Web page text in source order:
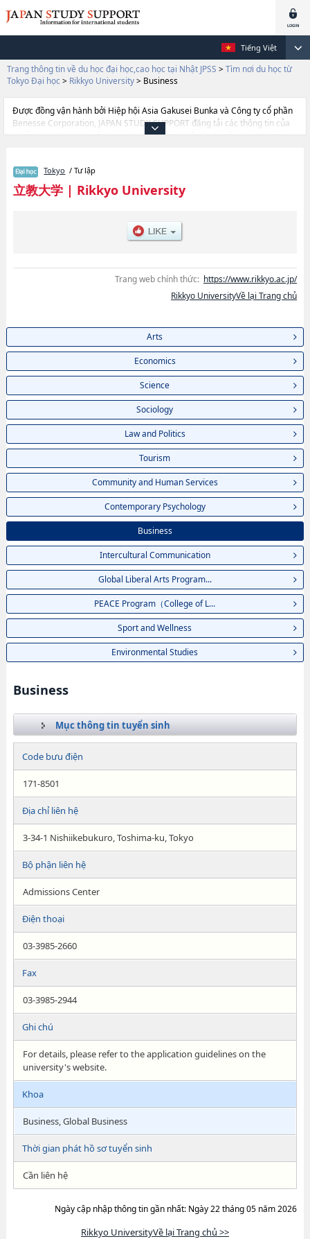
Tiếng Việt
Trang thông tin về du học đại học,cao học tại Nhật JPSS > Tìm nơi du học từ
Tokyo Đại học > Rikkyo University> Business
Được đồng vận hành bởi Hiệp hội Asia Gakusei Bunka và Công ty cổ phần
Benesse Corporation, JAPAN STUDY SUPPORT đăng tải các thông tin của
khoảng 1.300 trường đại học, cao học, trường đại học ngắn hạn, trường
thiết dành cho du học sinh, như là về các Ngành ArtshoặcNgành
EconomicshoặcNgành SciencehoặcNgành SociologyhoặcNgành Law and
PoliticshoặcNgành TourismhoặcNgành Community and Human
BusinesshoặcNgành Intercultural CommunicationhoặcNgành Global
Liberal Arts Program (GLAP)hoặcNgành PEACE Program（College of Law
Studies, thông tin về từng ngành học, thông tin liên quan đến thi tuyển như
số lượng tuyển sinh, số lượng trúng tuyển, cở sở trang thiết bị, hướng dẫn
Tokyo / Tư lập
立教大学| Rikkyo University
Trang web chính thức: https://www.rikkyo.ac.jp/
Rikkyo UniversityVề lại Trang chủ
Arts
Economics
Science
Sociology
Law and Politics
Tourism
Community and Human Services
Contemporary Psychology
Business
Intercultural Communication
Global Liberal Arts Program...
PEACE Program（College of L...
Sport and Wellness
Environmental Studies
Business
Mục thông tin tuyển sinh
Code bưu điện
171-8501
Địa chỉ liên hệ
3-34-1 Nishiikebukuro, Toshima-ku, Tokyo
Bộ phận liên hệ
Admissions Center
Điện thoại
03-3985-2660
Fax
03-3985-2944
Ghi chú
For details, please refer to the application guidelines on the
university's website.
Khoa
Business, Global Business
Thời gian phát hồ sơ tuyển sinh
Cần liên hệ
Ngày cập nhập thông tin gần nhất: Ngày 22 tháng 05 năm 2026
Rikkyo UniversityVề lại Trang chủ >>